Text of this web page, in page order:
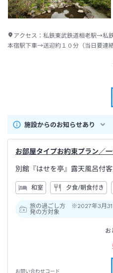
アクセス： 私鉄東武鉄道相老駅→私
本宿駅下車→送迎約１０分（当日要連絡
施設からのお知らせあり
お部屋タイプお約束プラン／
別館『はせを亭』露天風呂付
和室 夕食/朝食付き
旅の過ごし方 ※2027年3月31
発の方対象
お
お問い合わせコード